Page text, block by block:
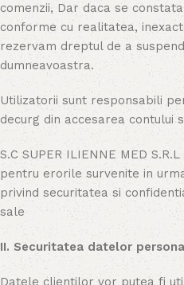
comenzii, Dar daca se
conforme cu realitatea,
rezervam dreptul de a
dumneavoastra.
Utilizatorii sunt responsabili
decurg din accesarea contului
S.C SUPER ILIENNE MED
pentru erorile survenite in
privind securitatea si
sale
II. Securitatea datelor
Datele clientilor vor putea fi